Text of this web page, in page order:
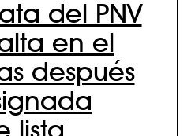
del PNV
en el
después
lista